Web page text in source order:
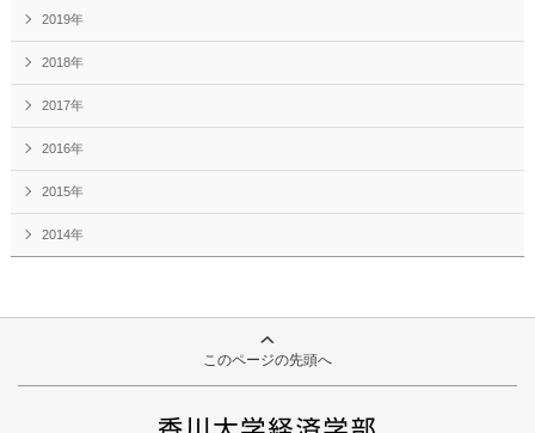
2019年
2018年
2017年
2016年
2015年
2014年
このページの先頭へ